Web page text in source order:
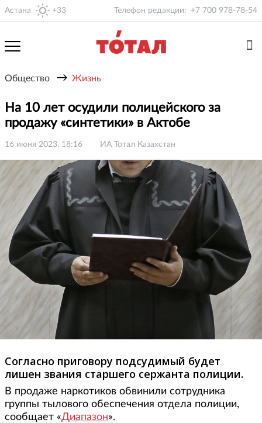
Астана +33 Телефон редакции: +7 700 978-78-54
Общество → Жизнь
На 10 лет осудили полицейского за
продажу «синтетики» в Актобе
16 июня 2023, 18:16 ИА Тотал Казахстан
Согласно приговору подсудимый будет
лишен звания старшего сержанта полиции.
В продаже наркотиков обвинили сотрудника
группы тылового обеспечения отдела полиции,
сообщает «Диапазон».